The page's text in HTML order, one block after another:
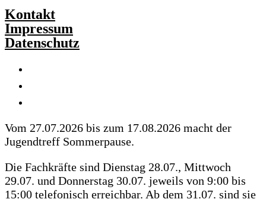
Kontakt
Impressum
Datenschutz
Vom 27.07.2026 bis zum 17.08.2026 macht der
Jugendtreff Sommerpause.
Die Fachkräfte sind Dienstag 28.07., Mittwoch
29.07. und Donnerstag 30.07. jeweils von 9:00 bis
15:00 telefonisch erreichbar. Ab dem 31.07. sind sie